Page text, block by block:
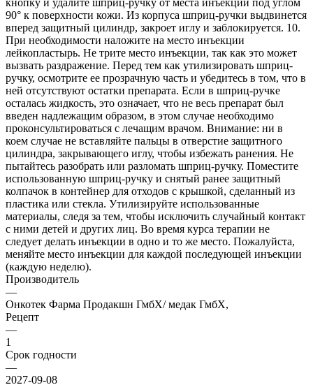
Производитель
—
Онкотек Фарма Продакшн ГмбХ/ медак ГмбХ,
Рецепт
—
1
Срок годности
—
2027-09-08